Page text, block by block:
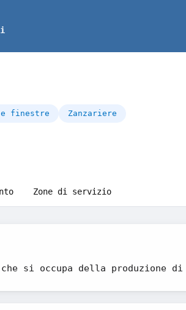
e finestre Zanzariere
Zone di servizio
che si occupa della